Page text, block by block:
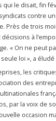
qui le disait, fin
contre
Près de trois
à
« On ne peut
loi », a éludé
les
des
par la voix de
occasion